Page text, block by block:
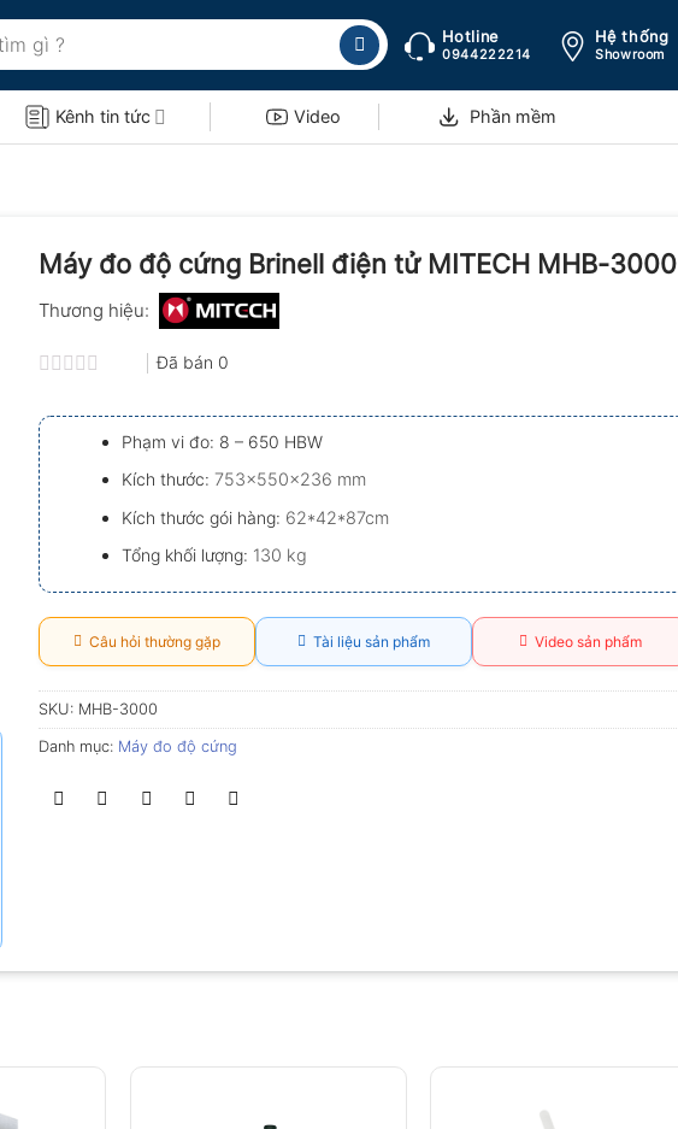
Hotline
0944222214
Hệ thống
Showroom
Kênh tin tức Video Phần mềm
Máy đo độ cứng Brinell điện tử MITECH MHB-3000
Thương hiệu:
xếp
hạng
0.0
5
sao
Đã bán 0
Phạm vi đo: 8 – 650 HBW
Kích thước: 753×550×236 mm
Kích thước gói hàng: 62*42*87cm
Tổng khối lượng: 130 kg
Câu hỏi thường gặp Tài liệu sản phẩm Video sản phẩm
SKU: MHB-3000
Danh mục: Máy đo độ cứng